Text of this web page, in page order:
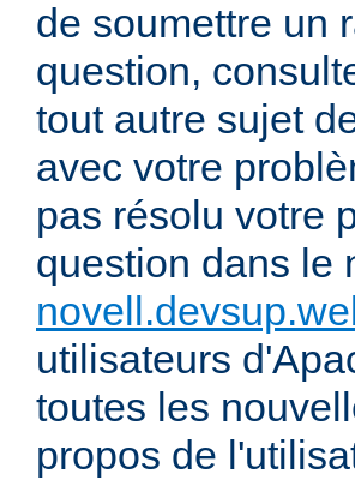
de soumettre un
question,
tout autre sujet
avec votre
pas résolu votre
question dans le
utilisateurs
toutes les
propos de